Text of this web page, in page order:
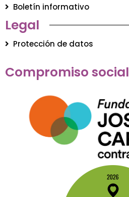
Boletín informativo
Legal
Protección de datos
Compromiso social